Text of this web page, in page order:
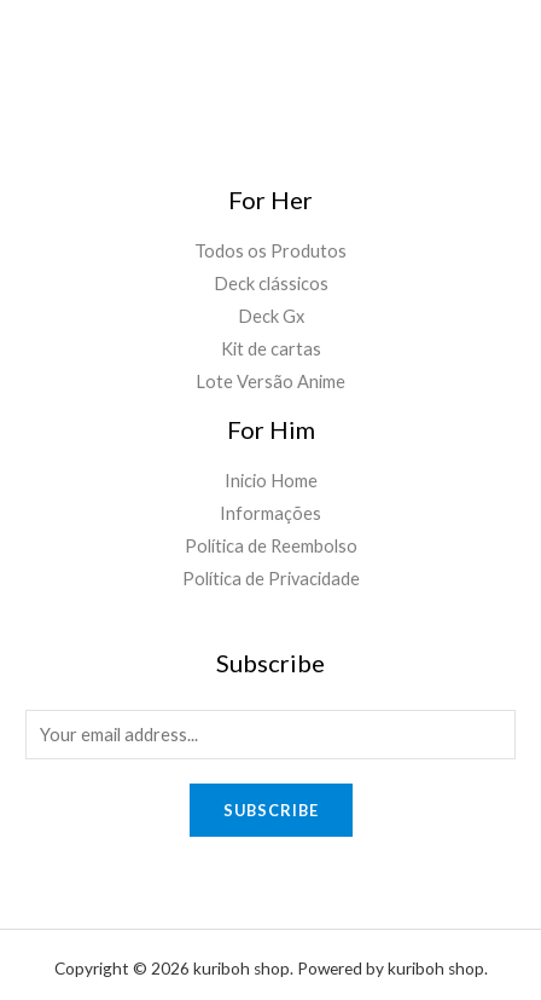
For Her
Todos os Produtos
Deck clássicos
Deck Gx
Kit de cartas
Lote Versão Anime
For Him
Inicio Home
Informações
Política de Reembolso
Política de Privacidade
Subscribe
m
SUBSCRIBE
Copyright © 2026 kuriboh shop. Powered by kuriboh shop.